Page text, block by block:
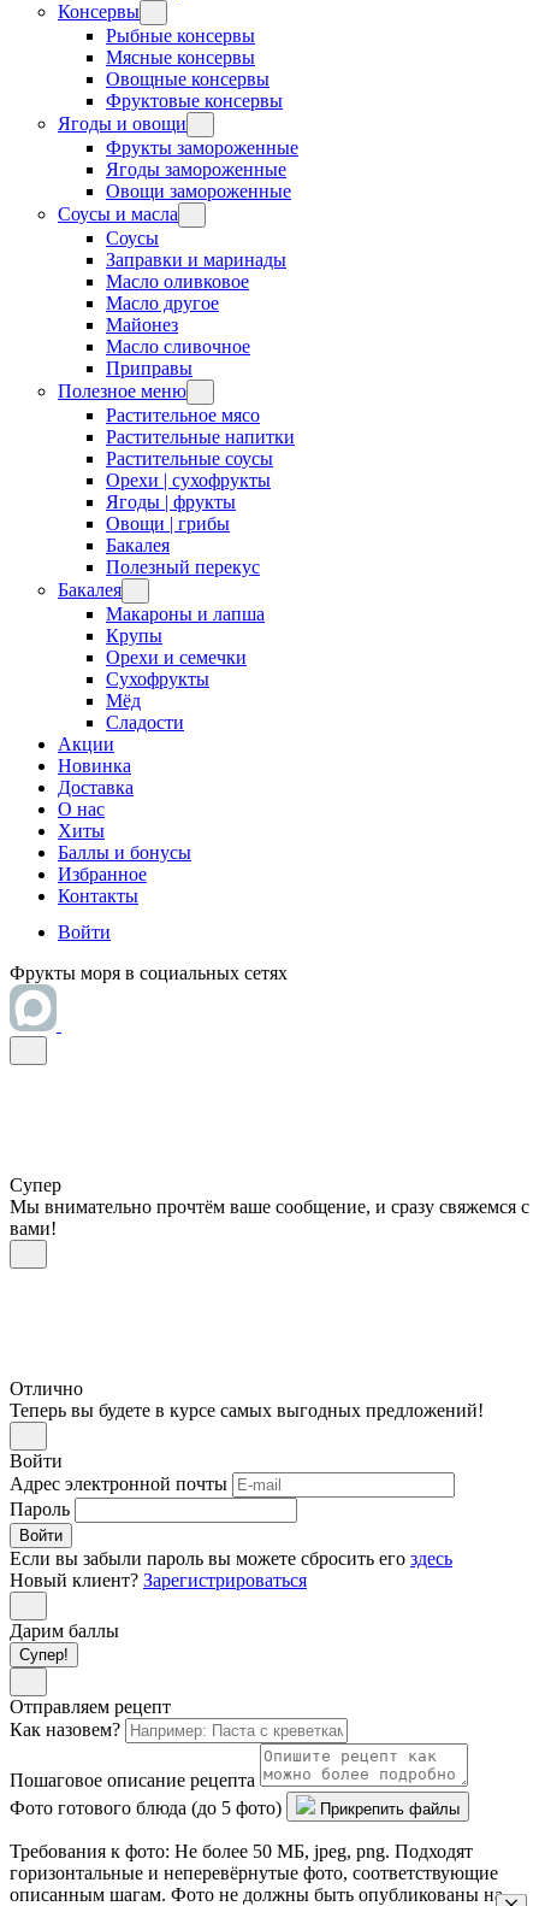
Консервы
Рыбные консервы
Мясные консервы
Овощные консервы
Фруктовые консервы
Ягоды и овощи
Фрукты замороженные
Ягоды замороженные
Овощи замороженные
Соусы и масла
Соусы
Заправки и маринады
Масло оливковое
Масло другое
Майонез
Масло сливочное
Приправы
Полезное меню
Растительное мясо
Растительные напитки
Растительные соусы
Орехи | сухофрукты
Ягоды | фрукты
Овощи | грибы
Бакалея
Полезный перекус
Бакалея
Макароны и лапша
Крупы
Орехи и семечки
Сухофрукты
Мёд
Сладости
Акции
Новинка
Доставка
О нас
Хиты
Баллы и бонусы
Избранное
Контакты
Войти
Фрукты моря в социальных сетях
Супер
Мы внимательно прочтём ваше сообщение, и сразу свяжемся с
вами!
Отлично
Теперь вы будете в курсе самых выгодных предложений!
Войти
Адрес электронной почты
Пароль
Войти
Если вы забыли пароль вы можете сбросить его здесь
Новый клиент? Зарегистрироваться
Дарим баллы
Супер!
Отправляем рецепт
Как назовем?
Пошаговое описание рецепта
Фото готового блюда (до 5 фото)
Прикрепить файлы
Требования к фото: Не более 50 МБ, jpeg, png. Подходят
горизонтальные и неперевёрнутые фото, соответствующие
описанным шагам. Фото не должны быть опубликованы на